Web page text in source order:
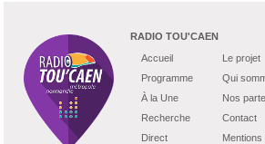
RADIO TOU'CAEN
Accueil
Programme
À la Une
Recherche
Direct
Le projet
Qui
Nos
Contact
Mentions